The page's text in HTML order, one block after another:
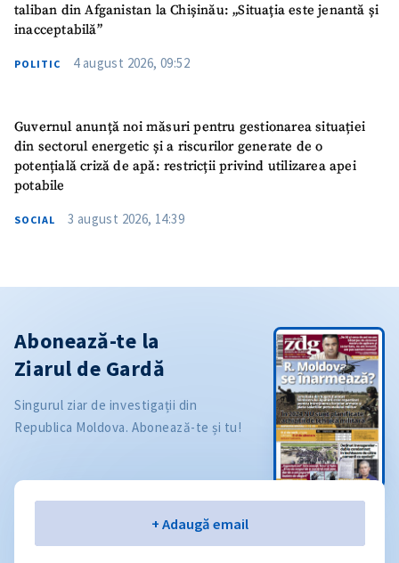
taliban din Afganistan la Chișinău: „Situația este jenantă și
inacceptabilă”
POLITIC 4 august 2026, 09:52
Guvernul anunță noi măsuri pentru gestionarea situației
din sectorul energetic și a riscurilor generate de o
potențială criză de apă: restricții privind utilizarea apei
potabile
SOCIAL 3 august 2026, 14:39
Abonează-te la
Ziarul de Gardă
Singurul ziar de investigații din
Republica Moldova. Abonează-te și tu!
+ Adaugă email